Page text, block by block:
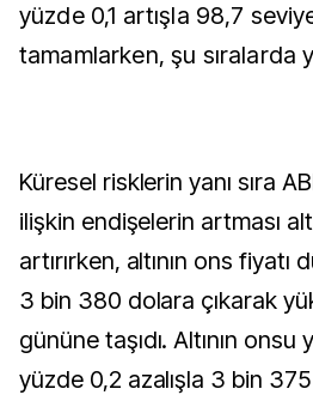
yüzde 0,1 artışla 98,7
tamamlarken, şu sıralarda
Küresel risklerin yanı sıra
ilişkin endişelerin artması
artırırken, altının ons fiyatı
3 bin 380 dolara çıkarak
gününe taşıdı. Altının
yüzde 0,2 azalışla 3 bin 375